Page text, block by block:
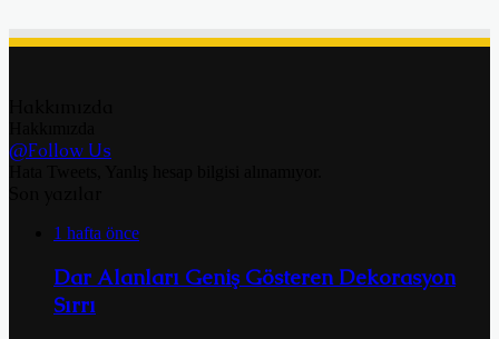
@Follow Us
1 hafta önce
Dar Alanları Geniş Gösteren Dekorasyon
Sırrı